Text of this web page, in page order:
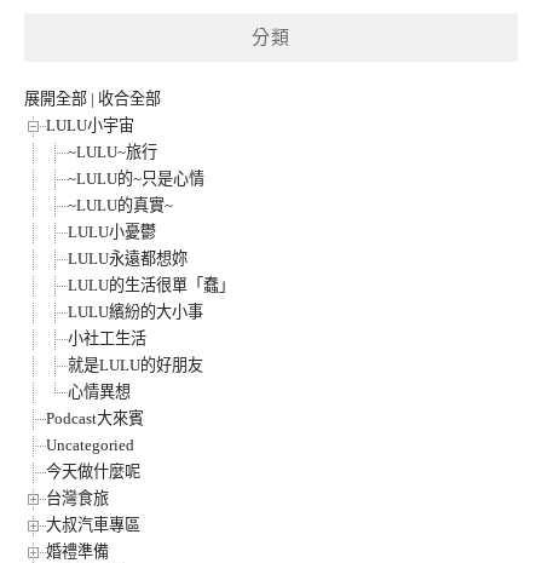
分類
展開全部 | 收合全部
LULU小宇宙
~LULU~旅行
~LULU的~只是心情
~LULU的真實~
LULU小憂鬱
LULU永遠都想妳
LULU的生活很單「蠢」
LULU繽紛的大小事
小社工生活
就是LULU的好朋友
心情異想
Podcast大來賓
Uncategoried
今天做什麼呢
台灣食旅
大叔汽車專區
婚禮準備